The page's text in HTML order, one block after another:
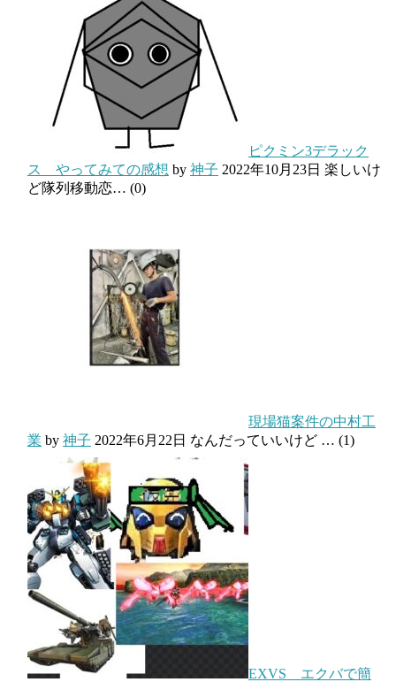
ピクミン3デラック
ス やってみての感想 by 神子 2022年10月23日 楽しいけ
ど隊列移動恋… (0)
現場猫案件の中村工
業 by 神子 2022年6月22日 なんだっていいけど … (1)
EXVS エクバで簡